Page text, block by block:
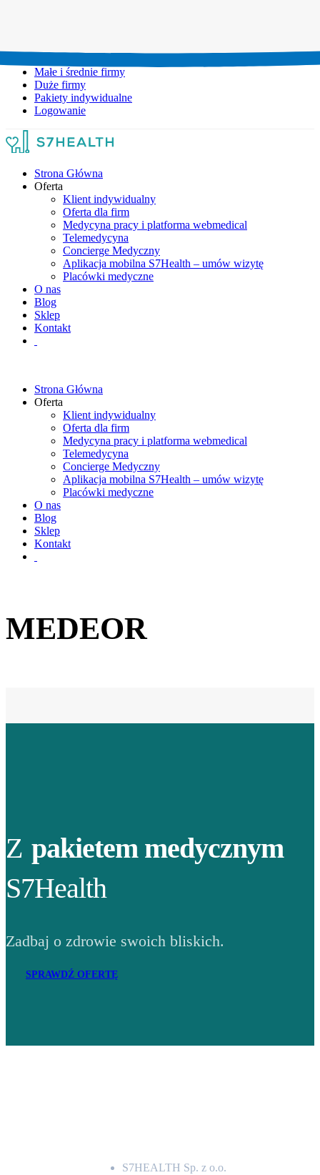
Małe i średnie firmy
Duże firmy
Pakiety indywidualne
Logowanie
Strona Główna
Oferta
Klient indywidualny
Oferta dla firm
Medycyna pracy i platforma webmedical
Telemedycyna
Concierge Medyczny
Aplikacja mobilna S7Health – umów wizytę
Placówki medyczne
O nas
Blog
Sklep
Kontakt
Strona Główna
Oferta
Klient indywidualny
Oferta dla firm
Medycyna pracy i platforma webmedical
Telemedycyna
Concierge Medyczny
Aplikacja mobilna S7Health – umów wizytę
Placówki medyczne
O nas
Blog
Sklep
Kontakt
MEDEOR
Z pakietem medycznym
S7Health
Zadbaj o zdrowie swoich bliskich.
SPRAWDŹ OFERTĘ
S7HEALTH Sp. z o.o.